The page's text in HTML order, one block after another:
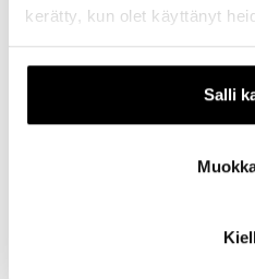
kerätty, kun olet käyttänyt
Salli
Pasta Pesto e Basilico
Vapianon basilikapestoa,
italialaista kovaa juustoa.
Pasta Crema di Funghi
Tuoreita herkkusieniä, sipulia